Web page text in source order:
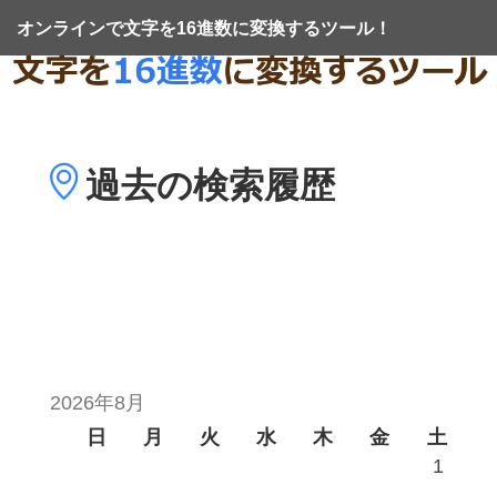
オンラインで文字を16進数に変換するツール！
過去の検索履歴
2026年8月
日
月 火 水 木 金
土
1